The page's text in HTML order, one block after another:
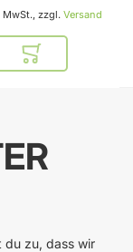
MwSt., zzgl. Versand
In den
du zu, dass wir